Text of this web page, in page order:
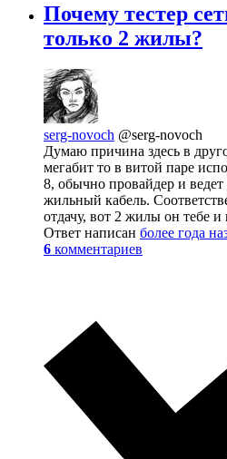
Почему тестер
только 2 жилы?
serg-novoch @serg-novoch
Думаю причина здесь в
мегабит то в витой паре
8, обычно провайдер и
жильный кабель.
отдачу, вот 2 жилы он тебе и
Ответ написан более года
6 комментариев